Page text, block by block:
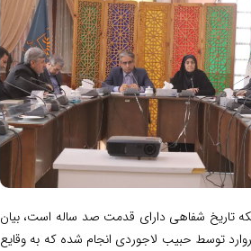
تاریخ شفاهی دارای قدمت صد ساله است، بیان
توسط حبیب‌ لاجوردی انجام شده که به وقایع